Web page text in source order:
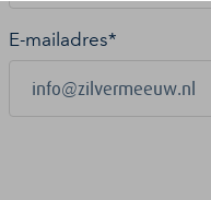
E-mailadres*